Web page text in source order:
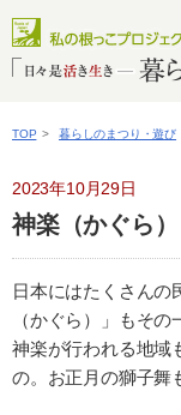
TOP > 暮らしのまつり・遊び
2023年10月29日
神楽（かぐら）
日本にはたくさんの
（かぐら）」もそ
神楽が行われる地域
の。お正月の獅子舞